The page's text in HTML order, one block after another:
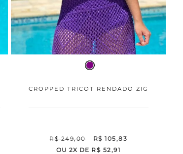
CROPPED TRICOT RENDADO ZIG
R$ 249,00 R$ 105,83
OU 2X DE R$ 52,91